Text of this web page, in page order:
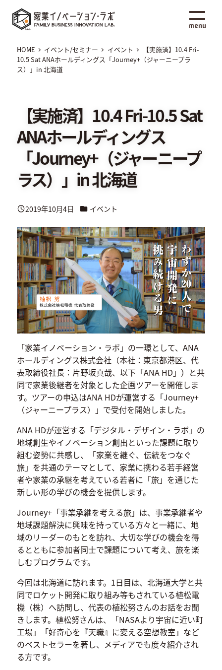
家業イノベーション・ラボ
menu
HOME イベント/セミナー イベント
【実施済】10.4 Fri-
10.5 Sat ANAホールディングス「Journey+（ジャーニープラ
ス）」in 北海道
【実施済】10.4 Fri-10.5 Sat
ANAホールディングス
「Journey+（ジャーニープ
ラス）」in 北海道
投稿日
2019年10月4日 カテゴリー
イベント
「家業イノベーション・ラボ」の一環として、ANA
ホールディングス株式会社（本社：東京都港区、代
表取締役社長：片野坂真哉、以下「ANA HD」）と共
同で家業後継者を対象とした企画ツアーを開催しま
す。ツアーの申込はANA HDが運営する「Journey+
（ジャーニープラス）」で受付を開始しました。
ANA HDが運営する「デジタル・デザイン・ラボ」の
地域創生やイノベーション創出といった課題に取り
組む姿勢に共感し、「家業を継ぐ、伝統をつなぐ
旅」を共通のテーマとして、家業に携わる若手経営
者や家業の承継を考えている若者に「旅」を通じた
新しい形の学びの機会を提供します。
Journey+「事業承継を考える旅」は、事業承継者や
地域課題解決に興味を持っている方々と一緒に、地
域のリーダーのもとを訪れ、大切な学びの機会を得
るとともに参加者同士で課題について考え、旅を楽
しむプログラムです。
今回は北海道に訪れます。1日目は、北海道大学と共
同でロケット開発に取り組み等もされている植松電
機（株）へ訪問し、代表の植松努さんのお話をお聞
きします。植松努さんは、「NASAより宇宙に近い町
工場」「好奇心を『天職』に変える空想教室」など
のベストセラーを著し、メディアでも度々紹介され
る方です。